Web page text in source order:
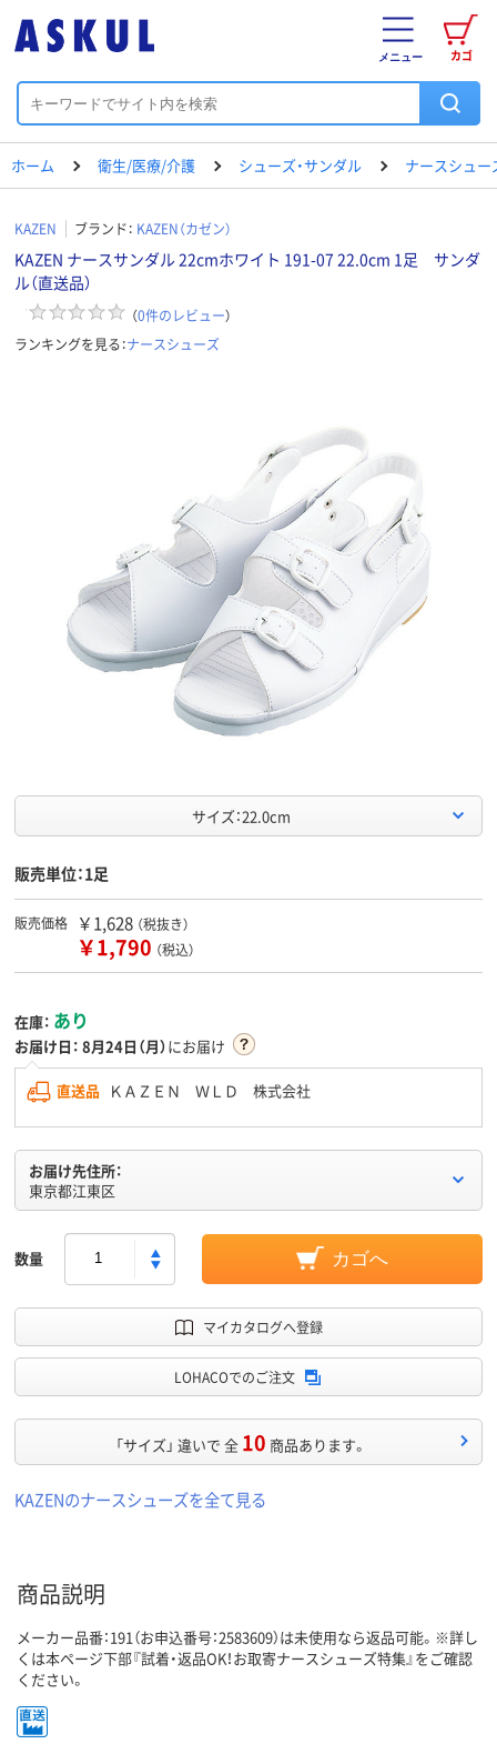
カゴ
メニュー
ホーム 衛生/医療/介護 シューズ・サンダル ナースシュー
KAZEN ブランド： KAZEN（カゼン）
KAZEN ナースサンダル 22cmホワイト 191-07 22.0cm 1足 サンダ
ル（直送品）
（0件のレビュー）
ランキングを見る：ナースシューズ
サイズ：22.0cm
販売単位：1足
販売価格 ￥1,628 （税抜き）
￥1,790 （税込）
在庫： あり
お届け日： 8月24日（月）にお届け
直送品 ＫＡＺＥＮ ＷＬＤ 株式会社
お届け先住所：
東京都江東区
数量 カゴへ
マイカタログへ登録
LOHACOでのご注文
「サイズ」 違いで 全 10 商品あります。
KAZENのナースシューズを全て見る
商品説明
メーカー品番：191（お申込番号：2583609）は未使用なら返品可能。※詳し
くは本ページ下部『試着・返品OK！お取寄ナースシューズ特集』をご確認
ください。